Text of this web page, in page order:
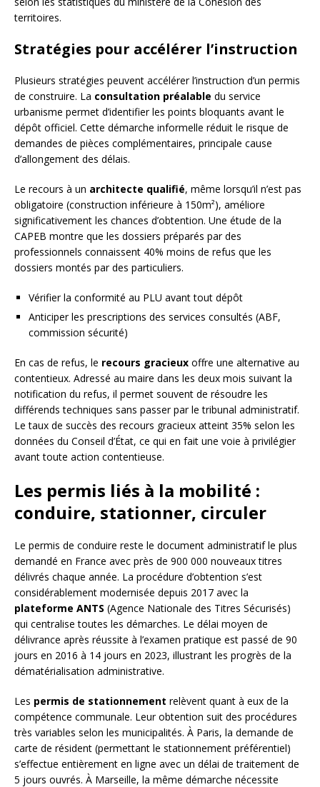
territoires.
Stratégies pour accélérer l’instruction
Plusieurs stratégies peuvent accélérer l’instruction d’un permis
de construire. La consultation préalable du service
urbanisme permet d’identifier les points bloquants avant le
dépôt officiel. Cette démarche informelle réduit le risque de
demandes de pièces complémentaires, principale cause
d’allongement des délais.
Le recours à un architecte qualifié, même lorsqu’il n’est pas
obligatoire (construction inférieure à 150m²), améliore
significativement les chances d’obtention. Une étude de la
CAPEB montre que les dossiers préparés par des
professionnels connaissent 40% moins de refus que les
dossiers montés par des particuliers.
Vérifier la conformité au PLU avant tout dépôt
Anticiper les prescriptions des services consultés (ABF,
commission sécurité)
En cas de refus, le recours gracieux offre une alternative au
contentieux. Adressé au maire dans les deux mois suivant la
notification du refus, il permet souvent de résoudre les
différends techniques sans passer par le tribunal administratif.
Le taux de succès des recours gracieux atteint 35% selon les
données du Conseil d’État, ce qui en fait une voie à privilégier
avant toute action contentieuse.
Les permis liés à la mobilité :
conduire, stationner, circuler
Le permis de conduire reste le document administratif le plus
demandé en France avec près de 900 000 nouveaux titres
délivrés chaque année. La procédure d’obtention s’est
considérablement modernisée depuis 2017 avec la
plateforme ANTS (Agence Nationale des Titres Sécurisés)
qui centralise toutes les démarches. Le délai moyen de
délivrance après réussite à l’examen pratique est passé de 90
jours en 2016 à 14 jours en 2023, illustrant les progrès de la
dématérialisation administrative.
Les permis de stationnement relèvent quant à eux de la
compétence communale. Leur obtention suit des procédures
très variables selon les municipalités. À Paris, la demande de
carte de résident (permettant le stationnement préférentiel)
s’effectue entièrement en ligne avec un délai de traitement de
5 jours ouvrés. À Marseille, la même démarche nécessite